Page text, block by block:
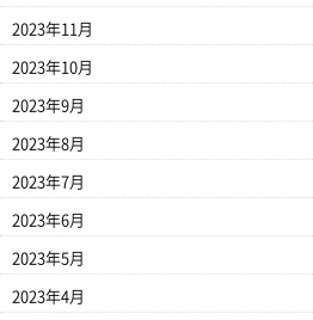
2023年11月
2023年10月
2023年9月
2023年8月
2023年7月
2023年6月
2023年5月
2023年4月